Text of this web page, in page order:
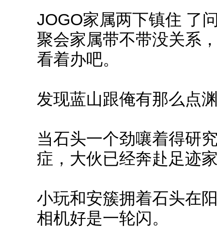
JOGO家属两下镇住 了
聚会家属带不带没关系
看着办吧。
发现蓝山跟俺有那么点
当石头一个劲嚷着得研
症，大伙已经奔赴足迹
小玩和安簇拥着石头在
相机好是一轮闪。